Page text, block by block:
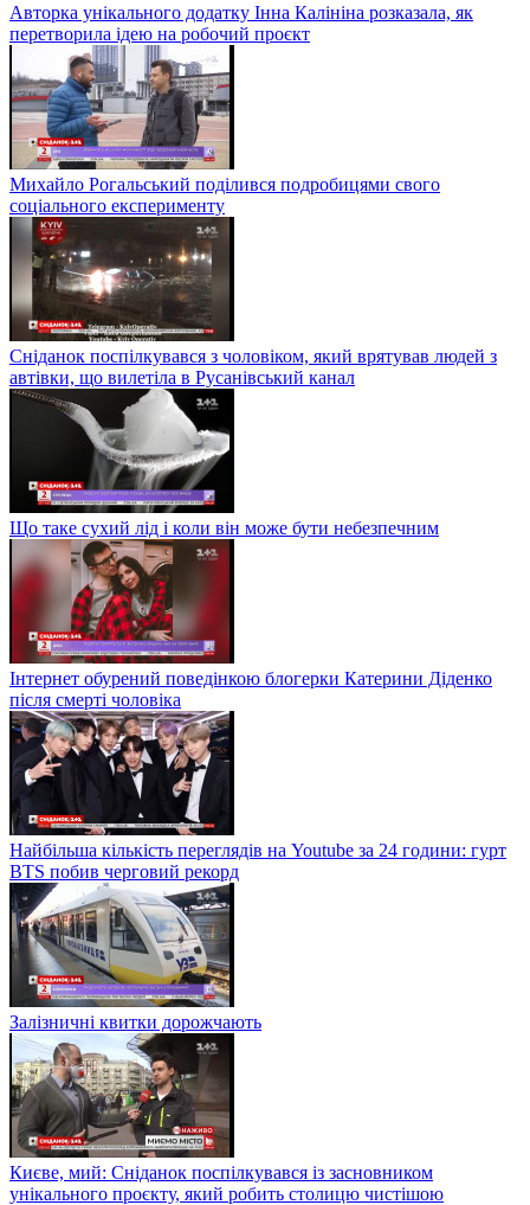
Авторка унікального додатку Інна Калініна розказала, як
перетворила ідею на робочий проєкт
Михайло Рогальський поділився подробицями свого
соціального експерименту
Сніданок поспілкувався з чоловіком, який врятував людей з
автівки, що вилетіла в Русанівський канал
Що таке сухий лід і коли він може бути небезпечним
Інтернет обурений поведінкою блогерки Катерини Діденко
після смерті чоловіка
Найбільша кількість переглядів на Youtube за 24 години: гурт
BTS побив черговий рекорд
Залізничні квитки дорожчають
Києве, мий: Сніданок поспілкувався із засновником
унікального проєкту, який робить столицю чистішою